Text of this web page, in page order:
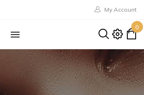
My Account
0